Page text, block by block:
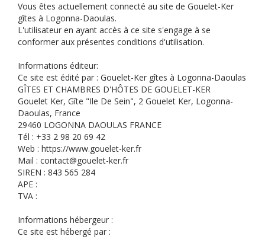
Vous êtes actuellement connecté au site de Gouelet-Ker
gîtes à Logonna-Daoulas.
L'utilisateur en ayant accès à ce site s'engage à se
conformer aux présentes conditions d'utilisation.
Informations éditeur:
Ce site est édité par : Gouelet-Ker gîtes à Logonna-Daoulas
GÎTES ET CHAMBRES D'HÔTES DE GOUELET-KER
Gouelet Ker, Gîte "Ile De Sein", 2 Gouelet Ker, Logonna-
Daoulas, France
29460 LOGONNA DAOULAS FRANCE
Tél : +33 2 98 20 69 42
Web : https://www.gouelet-ker.fr
Mail : contact@gouelet-ker.fr
SIREN : 843 565 284
APE :
TVA :
Informations hébergeur :
Ce site est hébergé par :